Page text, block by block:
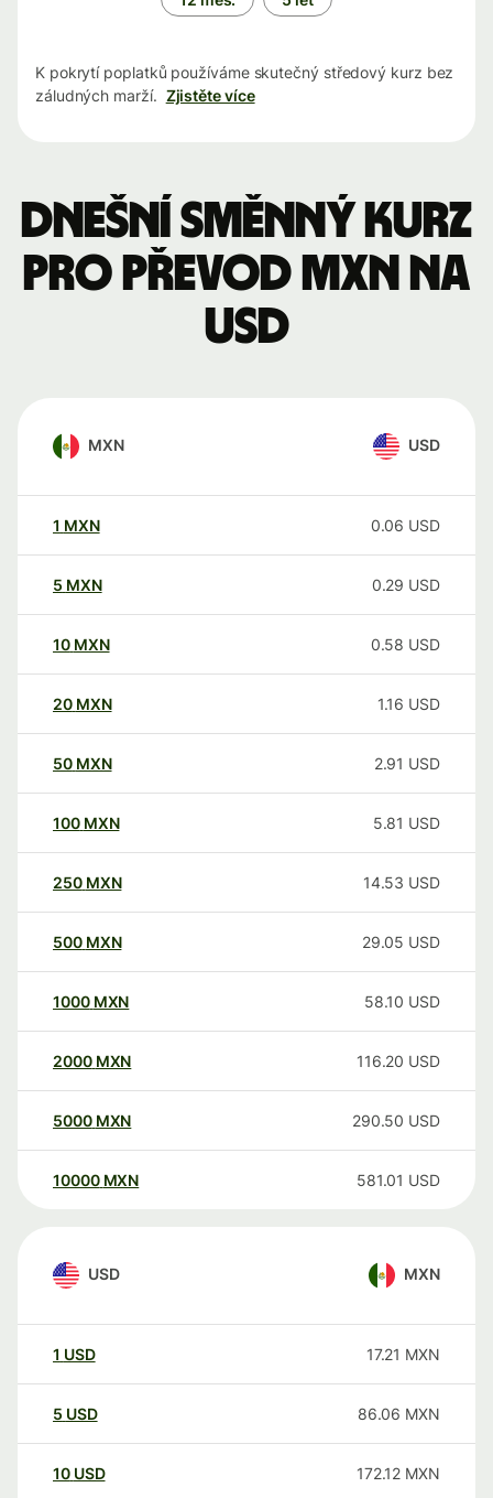
K pokrytí poplatků používáme skutečný středový kurz bez
záludných marží. Zjistěte více
Dnešní směnný kurz
pro převod MXN na
USD
MXN USD
1 MXN 0.06 USD
5 MXN 0.29 USD
10 MXN 0.58 USD
20 MXN 1.16 USD
50 MXN 2.91 USD
100 MXN 5.81 USD
250 MXN 14.53 USD
500 MXN 29.05 USD
1000 MXN 58.10 USD
2000 MXN 116.20 USD
5000 MXN 290.50 USD
10000 MXN 581.01 USD
USD MXN
1 USD 17.21 MXN
5 USD 86.06 MXN
10 USD 172.12 MXN